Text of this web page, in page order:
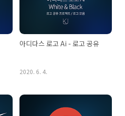
아디다스 로고 Ai - 로고 공유
2020. 6. 4.